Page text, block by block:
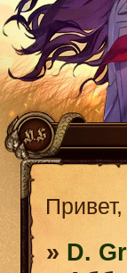
Привет,
» D.